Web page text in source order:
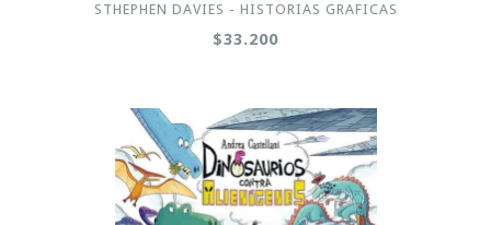
STHEPHEN DAVIES - HISTORIAS GRAFICAS
$33.200